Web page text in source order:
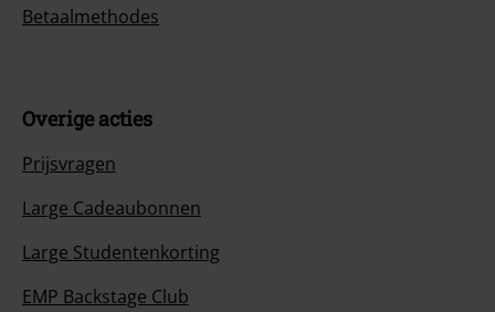
Betaalmethodes
Overige acties
Prijsvragen
Large Cadeaubonnen
Large Studentenkorting
EMP Backstage Club